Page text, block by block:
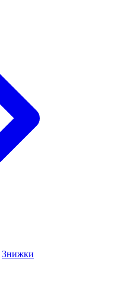
Знижки